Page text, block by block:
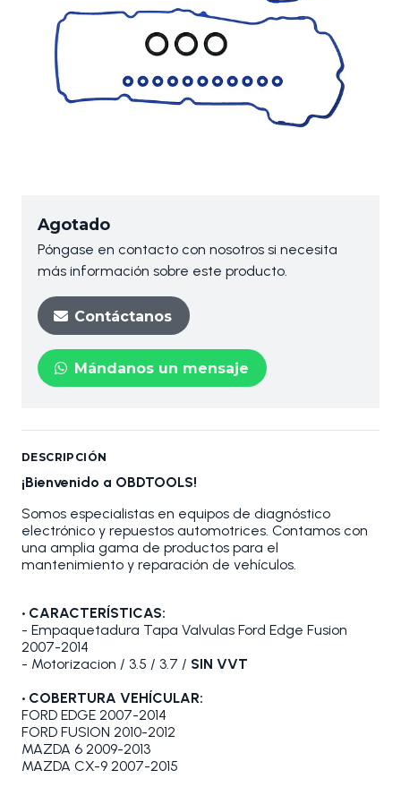
Agotado
Póngase en contacto con nosotros si necesita
más información sobre este producto.
Contáctanos
Mándanos un mensaje
DESCRIPCIÓN
¡Bienvenido a OBDTOOLS!
Somos especialistas en equipos de diagnóstico
electrónico y repuestos automotrices. Contamos con
una amplia gama de productos para el
mantenimiento y reparación de vehículos.
• CARACTERÍSTICAS:
- Empaquetadura Tapa Valvulas Ford Edge Fusion
2007-2014
- Motorizacion / 3.5 / 3.7 / SIN VVT
• COBERTURA VEHÍCULAR:
FORD EDGE 2007-2014
FORD FUSION 2010-2012
MAZDA 6 2009-2013
MAZDA CX-9 2007-2015